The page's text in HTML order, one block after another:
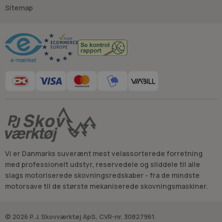
Sitemap
Vi er Danmarks suverænt mest velassorterede forretning
med professionelt udstyr, reservedele og sliddele til alle
slags motoriserede skovningsredskaber - fra de mindste
motorsave til de største mekaniserede skovningsmaskiner.
© 2026 P. J. Skovværktøj ApS, CVR-nr. 30827961.